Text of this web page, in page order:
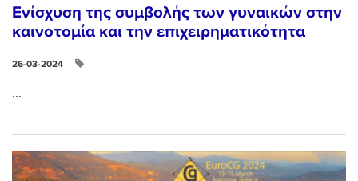
Ενίσχυση της συμβολής των γυναικών στην
καινοτομία και την επιχειρηματικότητα
26-03-2024
...